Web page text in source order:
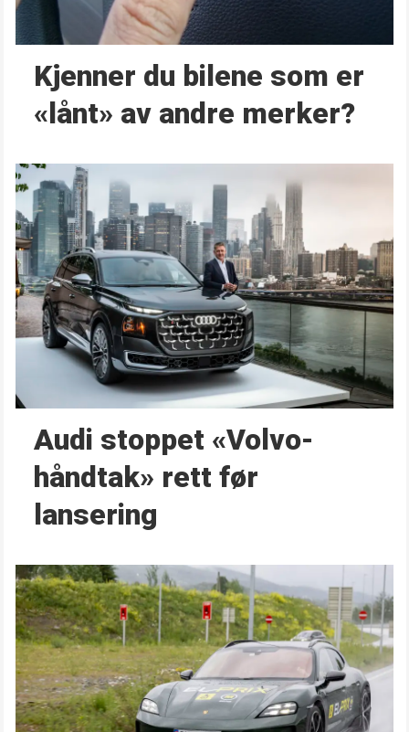
Kjenner du bilene som er
«lånt» av andre merker?
Audi stoppet «Volvo-
håndtak» rett før
lansering